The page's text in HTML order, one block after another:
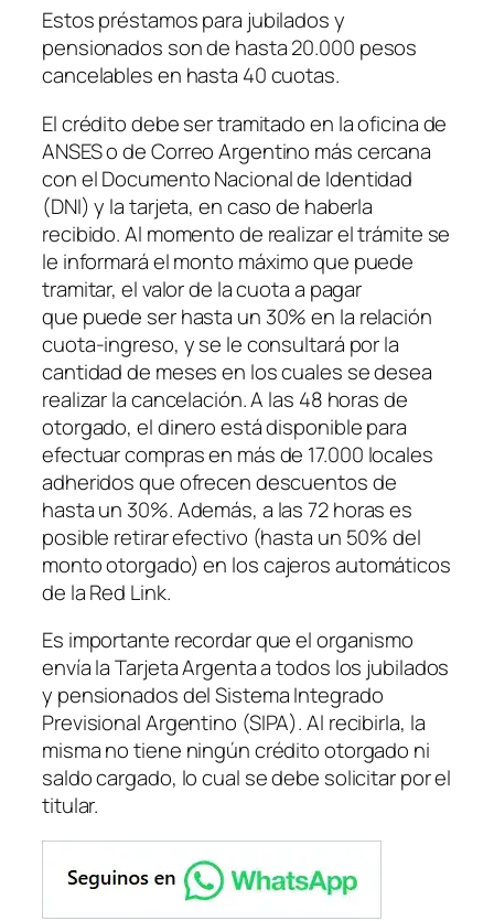
Estos préstamos para jubilados y
pensionados son de hasta 20.000 pesos
cancelables en hasta 40 cuotas.
El crédito debe ser tramitado en la oficina de
ANSES o de Correo Argentino más cercana
con el Documento Nacional de Identidad
(DNI)y la tarjeta, en caso de haberla
recibido. Al momento de realizar el trámite se
le informará el monto máximo que puede
tramitar, el valor de la cuota a pagar
que puede ser hasta un 30% en la relación
cuota-ingreso, y se le consultará por la
cantidad de meses en los cuales se desea
realizar la cancelación. A las 48 horas de
otorgado, el dinero está disponible para
efectuar compras en más de 17.000 locales
adheridos que ofrecen descuentos de
hasta un 30%. Además, a las 72 horas es
posible retirar efectivo (hasta un 50% del
monto otorgado)en los cajeros automáticos
de la Red Link.
Es importante recordar que el organismo
envía la Tarjeta Argenta a todos los jubilados
y pensionados del Sistema Integrado
Previsional Argentino (SIPA). Al recibirla, la
misma no tiene ningún crédito otorgado ni
saldo cargado, lo cual se debe solicitar por el
titular.